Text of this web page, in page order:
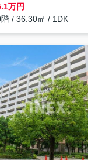
万円
階 / 36.30㎡ / 1DK